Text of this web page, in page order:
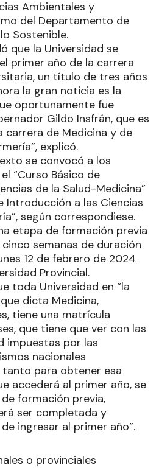
Ambientales y
del Departamento de
Sostenible.
que la Universidad se
primer año de la carrera
un título de tres años
la gran noticia es la
oportunamente fue
Gildo Insfrán, que es
carrera de Medicina y de
explicó.
se convocó a los
“Curso Básico de
de la Salud-Medicina”
Introducción a las Ciencias
según correspondiese.
etapa de formación previa
semanas de duración
12 de febrero de 2024
Provincial.
toda Universidad en “la
dicta Medicina,
tiene una matrícula
que tiene que ver con las
impuestas por las
nacionales
para obtener esa
accederá al primer año, se
formación previa,
ser completada y
ingresar al primer año”.
o provinciales